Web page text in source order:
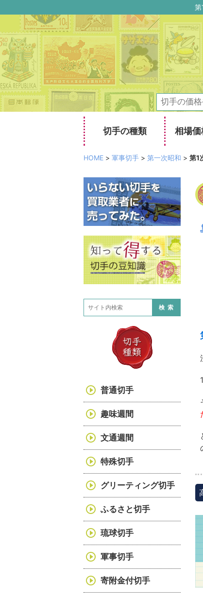
切手の種類 相場
HOME > 軍事切手 > 第一次昭和 > 第1
検索
普通切手
趣味週間
文通週間
特殊切手
グリーティング切手
ふるさと切手
琉球切手
軍事切手
寄附金付切手